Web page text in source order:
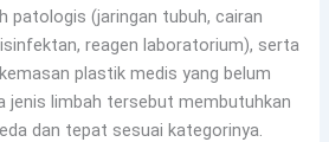
patologis (jaringan tubuh, cairan
reagen laboratorium), serta
plastik medis yang belum
jenis limbah tersebut membutuhkan
dan tepat sesuai kategorinya.